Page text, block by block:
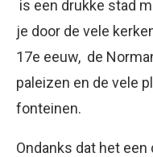
is een drukke stad
je door de vele
17e eeuw, de
paleizen en de vele
fonteinen.
Ondanks dat het